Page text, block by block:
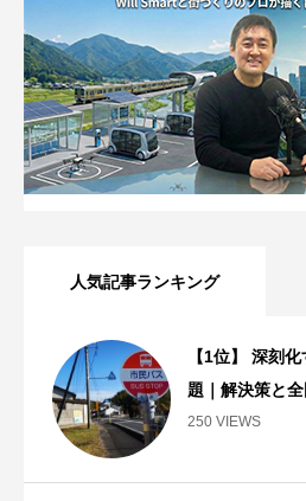
人気記事ランキング
【1位】 深刻
題｜解決策と
250 VIEWS